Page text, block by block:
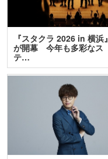
『スタクラ 2026 in 横浜』
が開幕 今年も多彩なス
テ…